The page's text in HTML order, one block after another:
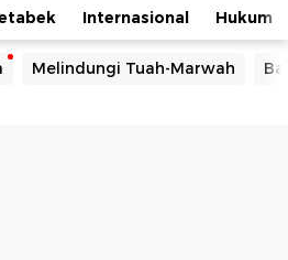
Internasional Hukum
Melindungi Tuah-Marwah